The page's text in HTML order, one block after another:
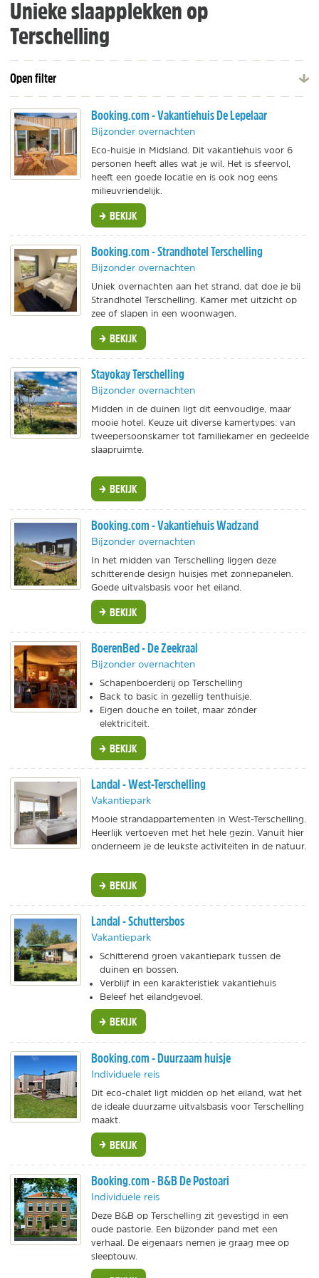
Unieke slaapplekken op
Terschelling
Open filter
Booking.com - Vakantiehuis De Lepelaar
Bijzonder overnachten
Eco-huisje in Midsland. Dit vakantiehuis voor 6
personen heeft alles wat je wil. Het is sfeervol,
heeft een goede locatie en is ook nog eens
milieuvriendelijk.
BEKIJK
Booking.com - Strandhotel Terschelling
Bijzonder overnachten
Uniek overnachten aan het strand, dat doe je bij
Strandhotel Terschelling. Kamer met uitzicht op
zee of slapen in een woonwagen.
BEKIJK
Stayokay Terschelling
Bijzonder overnachten
Midden in de duinen ligt dit eenvoudige, maar
mooie hotel. Keuze uit diverse kamertypes: van
tweepersoonskamer tot familiekamer en gedeelde
slaapruimte.
BEKIJK
Booking.com - Vakantiehuis Wadzand
Bijzonder overnachten
In het midden van Terschelling liggen deze
schitterende design huisjes met zonnepanelen.
Goede uitvalsbasis voor het eiland.
BEKIJK
BoerenBed - De Zeekraal
Bijzonder overnachten
Schapenboerderij op Terschelling
Back to basic in gezellig tenthuisje.
Eigen douche en toilet, maar zónder
elektriciteit.
BEKIJK
Landal - West-Terschelling
Vakantiepark
Mooie strandappartementen in West-Terschelling.
Heerlijk vertoeven met het hele gezin. Vanuit hier
onderneem je de leukste activiteiten in de natuur.
BEKIJK
Landal - Schuttersbos
Vakantiepark
Schitterend groen vakantiepark tussen de
duinen en bossen.
Verblijf in een karakteristiek vakantiehuis
Beleef het eilandgevoel.
BEKIJK
Booking.com - Duurzaam huisje
Individuele reis
Dit eco-chalet ligt midden op het eiland, wat het
de ideale duurzame uitvalsbasis voor Terschelling
maakt.
BEKIJK
Booking.com - B&B De Postoari
Individuele reis
Deze B&B op Terschelling zit gevestigd in een
oude pastorie. Een bijzonder pand met een
verhaal. De eigenaars nemen je graag mee op
sleeptouw.